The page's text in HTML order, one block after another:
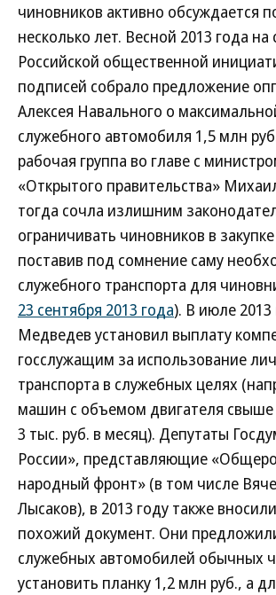
чиновников активно обсуждается
несколько лет. Весной 2013 года на
Российской общественной
подписей собрало предложение
Алексея Навального о
служебного автомобиля 1,5 млн
рабочая группа во главе с
«Открытого правительства»
тогда сочла излишним
ограничивать чиновников в
поставив под сомнение саму
служебного транспорта для
23 сентября 2013 года). В июле
Медведев установил выплату
госслужащим за использование
транспорта в служебных целях
машин с объемом двигателя
3 тыс. руб. в месяц). Депутаты
России», представляющие
народный фронт» (в том числе
Лысаков), в 2013 году также
похожий документ. Они
служебных автомобилей обычных
установить планку 1,2 млн руб., а